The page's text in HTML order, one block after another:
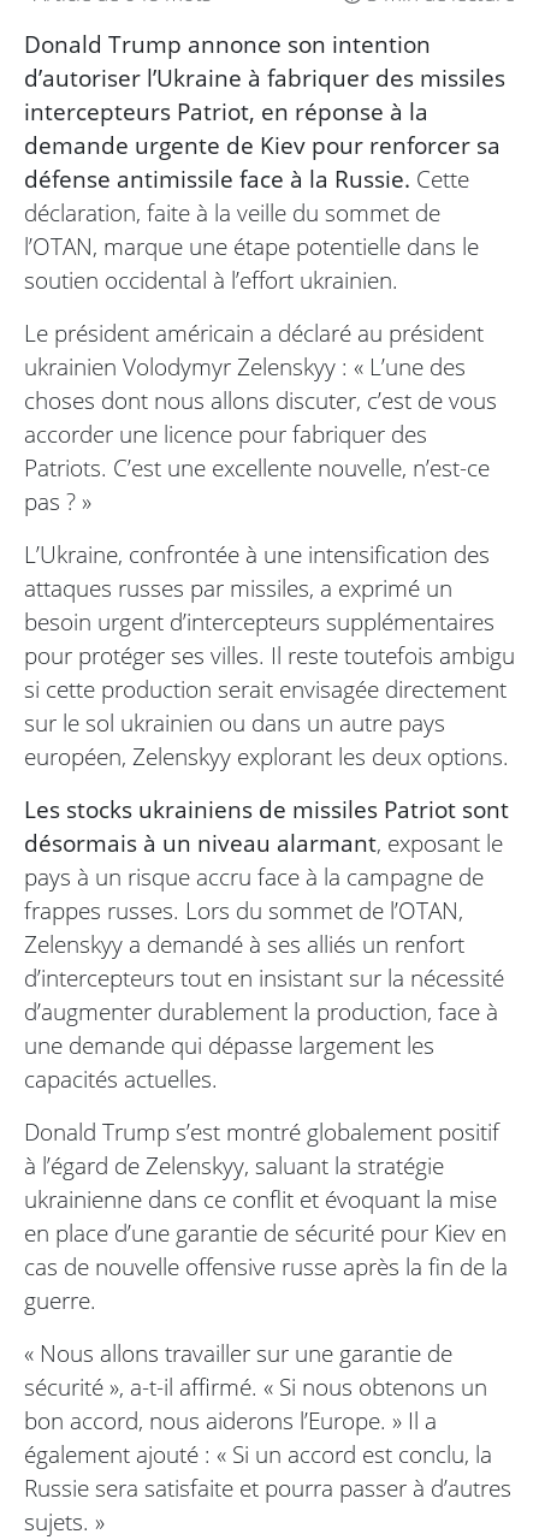
Donald Trump annonce son intention
d’autoriser l’Ukraine à fabriquer des missiles
intercepteurs Patriot, en réponse à la
demande urgente de Kiev pour renforcer sa
défense antimissile face à la Russie. Cette
déclaration, faite à la veille du sommet de
l’OTAN, marque une étape potentielle dans le
soutien occidental à l’effort ukrainien.
Le président américain a déclaré au président
ukrainien Volodymyr Zelenskyy : « L’une des
choses dont nous allons discuter, c’est de vous
accorder une licence pour fabriquer des
Patriots. C’est une excellente nouvelle, n’est-ce
pas ? »
L’Ukraine, confrontée à une intensification des
attaques russes par missiles, a exprimé un
besoin urgent d’intercepteurs supplémentaires
pour protéger ses villes. Il reste toutefois ambigu
si cette production serait envisagée directement
sur le sol ukrainien ou dans un autre pays
européen, Zelenskyy explorant les deux options.
Les stocks ukrainiens de missiles Patriot sont
désormais à un niveau alarmant, exposant le
pays à un risque accru face à la campagne de
frappes russes. Lors du sommet de l’OTAN,
Zelenskyy a demandé à ses alliés un renfort
d’intercepteurs tout en insistant sur la nécessité
d’augmenter durablement la production, face à
une demande qui dépasse largement les
capacités actuelles.
Donald Trump s’est montré globalement positif
à l’égard de Zelenskyy, saluant la stratégie
ukrainienne dans ce conflit et évoquant la mise
en place d’une garantie de sécurité pour Kiev en
cas de nouvelle offensive russe après la fin de la
guerre.
« Nous allons travailler sur une garantie de
sécurité », a-t-il affirmé. « Si nous obtenons un
bon accord, nous aiderons l’Europe. » Il a
également ajouté : « Si un accord est conclu, la
Russie sera satisfaite et pourra passer à d’autres
sujets. »